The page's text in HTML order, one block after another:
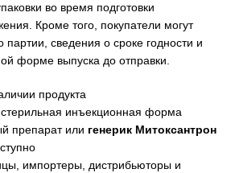
во время подготовки
Кроме того, покупатели могут
партии, сведения о сроке годности и
форме выпуска до отправки.
продукта
инъекционная форма
препарат или генерик Митоксантрон
импортеры, дистрибьюторы и